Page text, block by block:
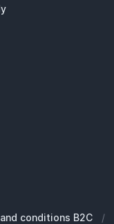
conditions B2C /